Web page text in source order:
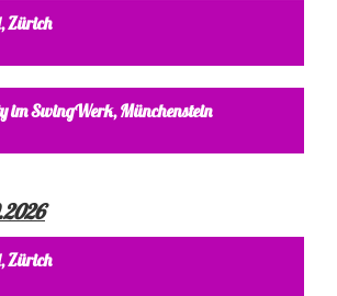
Zürich
im SwingWerk, Münchenstein
Zürich